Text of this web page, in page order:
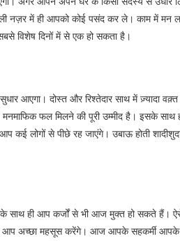
नज़र में ही आपको कोई पसंद कर ले। काम में मन
विशेष दिनों में से एक हो सकता है।
आएगा। दोस्त और रिश्तेदार साथ में ज़्यादा वक़्त
फल मिलने की पूरी उम्मीद है। इसके साथ
लोगों से पीछे रह जाएंगे। उबाऊ होती
साथ ही आप कर्जों से भी आज मुक्त हो सकते हैं।
आप अच्छा महसूस करेंगे। आज आपके सहकर्मी